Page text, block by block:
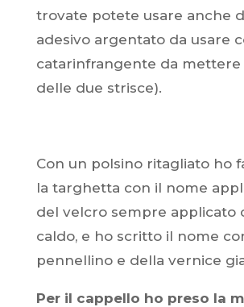
trovate potete usare anche
adesivo argentato da usare
catarinfrangente da mettere
delle due strisce).
Con un polsino ritagliato ho
la targhetta con il nome
del velcro sempre applicato
caldo, e ho scritto il nome
pennellino e della vernice
Per il cappello ho preso la